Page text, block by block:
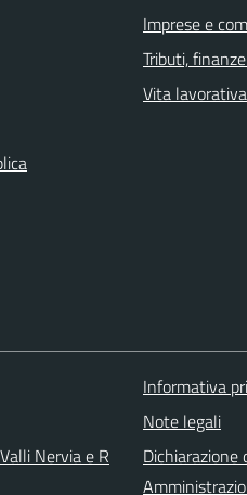
Imprese e
Tributi,
Vita lavorativa
Nervia e R
Informativa
Note legali
Dichiarazione